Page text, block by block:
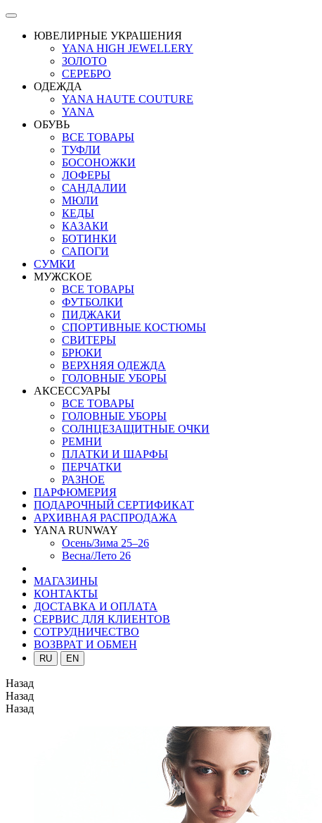
ЮВЕЛИРНЫЕ УКРАШЕНИЯ
YANA HIGH JEWELLERY
ЗОЛОТО
СЕРЕБРО
ОДЕЖДА
YANA HAUTE COUTURE
YANA
ОБУВЬ
ВСЕ ТОВАРЫ
ТУФЛИ
БОСОНОЖКИ
ЛОФЕРЫ
САНДАЛИИ
МЮЛИ
КЕДЫ
КАЗАКИ
БОТИНКИ
САПОГИ
СУМКИ
МУЖСКОЕ
ВСЕ ТОВАРЫ
ФУТБОЛКИ
ПИДЖАКИ
СПОРТИВНЫЕ КОСТЮМЫ
СВИТЕРЫ
БРЮКИ
ВЕРХНЯЯ ОДЕЖДА
ГОЛОВНЫЕ УБОРЫ
АКСЕССУАРЫ
ВСЕ ТОВАРЫ
ГОЛОВНЫЕ УБОРЫ
СОЛНЦЕЗАЩИТНЫЕ ОЧКИ
РЕМНИ
ПЛАТКИ И ШАРФЫ
ПЕРЧАТКИ
РАЗНОЕ
ПАРФЮМЕРИЯ
ПОДАРОЧНЫЙ СЕРТИФИКАТ
АРХИВНАЯ РАСПРОДАЖА
YANA RUNWAY
Осень/Зима 25–26
Весна/Лето 26
МАГАЗИНЫ
КОНТАКТЫ
ДОСТАВКА И ОПЛАТА
СЕРВИС ДЛЯ КЛИЕНТОВ
СОТРУДНИЧЕСТВО
ВОЗВРАТ И ОБМЕН
RU EN
Назад
Назад
Назад